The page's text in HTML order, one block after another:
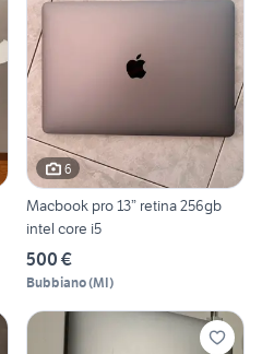
6
Macbook pro 13” retina 256gb
intel core i5
500 €
Bubbiano(MI)